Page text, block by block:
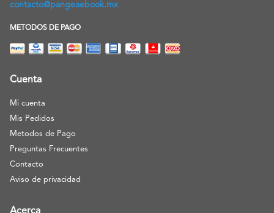
contacto@pangeaebook.mx
METODOS DE PAGO
Cuenta
Mi cuenta
Mis Pedidos
Metodos de Pago
Preguntas Frecuentes
Contacto
Aviso de privacidad